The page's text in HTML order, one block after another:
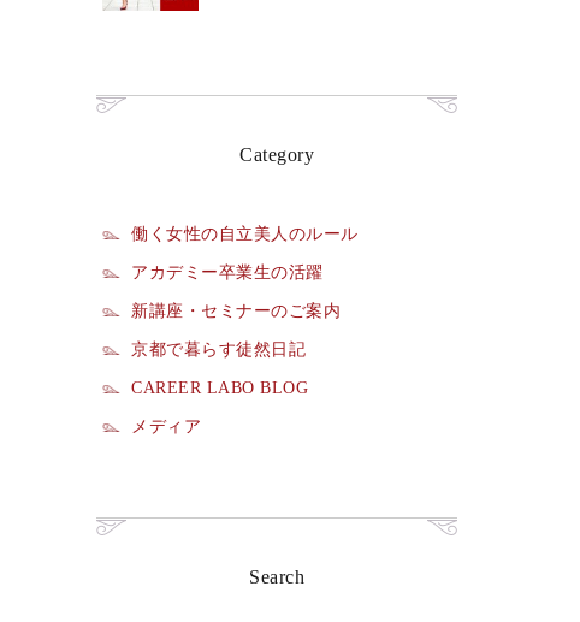
Category
働く女性の自立美人のルール
アカデミー卒業生の活躍
新講座・セミナーのご案内
京都で暮らす徒然日記
CAREER LABO BLOG
メディア
Search